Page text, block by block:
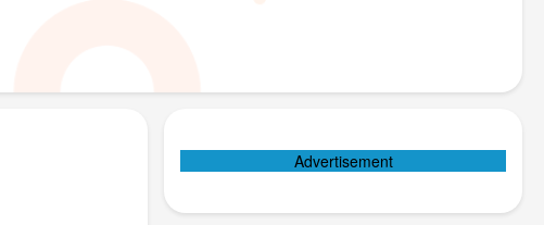
Advertisement